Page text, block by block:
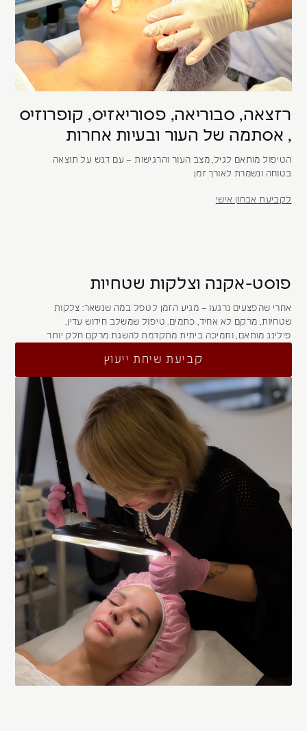
רזצאה, סבוריאה, פסוריאזיס, קופרוזיס
, אסתמה של העור ובעיות אחרות
הטיפול מותאם לגיל, מצב העור והרגישות – עם דגש על תוצאה
בטוחה ונשמרת לאורך זמן
לקביעת אבחון אישי
פוסט-אקנה וצלקות שטחיות
אחרי שהפצעים נרגעו – מגיע הזמן לטפל במה שנשאר: צלקות
שטחיות, מרקם לא אחיד, כתמים. טיפול שמשלב חידוש עדין,
פילינג מותאם, ותמיכה ביתית מתקדמת להשגת מרקם חלק יותר
קביעת שיחת ייעוץ